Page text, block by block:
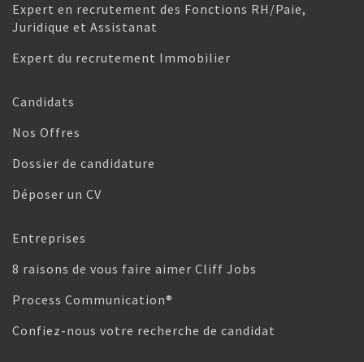
Expert en recrutement des Fonctions RH/Paie,
Juridique et Assistanat
Expert du recrutement Immobilier
Candidats
Nos Offres
Dossier de candidature
Déposer un CV
Entreprises
8 raisons de vous faire aimer Cliff Jobs
Process Communication®
Confiez-nous votre recherche de candidat